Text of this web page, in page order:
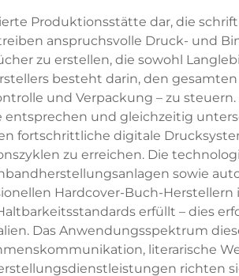
Produktionsstätte dar, die
anspruchsvolle Druck- und
zu erstellen, die sowohl
besteht darin, den
und Verpackung – zu
entsprechen und gleichzeitig
fortschrittliche digitale
zu erreichen. Die
sowie
Hardcover-Buch-
erfüllt – dies
Das Anwendungsspektrum
literarische
richten